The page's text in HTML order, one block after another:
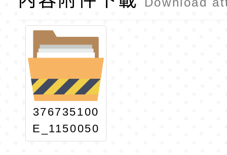
376735100
E_1150050
121_ATTA